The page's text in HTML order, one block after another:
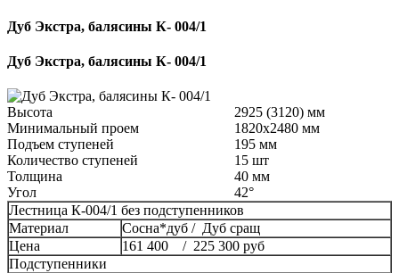
Дуб Экстра, балясины К- 004/1
Дуб Экстра, балясины К- 004/1
Высота
2925 (3120) мм
Минимальный проем
1820x2480 мм
Подъем ступеней
195 мм
Количество ступеней
15 шт
Толщина
40 мм
Угол
42°
Лестница К-004/1 без подступенников
Материал
Сосна*дуб / Дуб сращ
Цена
161 400 / 225 300 руб
Подступенники